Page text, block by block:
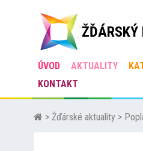
ŽĎÁRSKÝ
ÚVOD AKTUALITY
KONTAKT
> Žďárské aktuality >